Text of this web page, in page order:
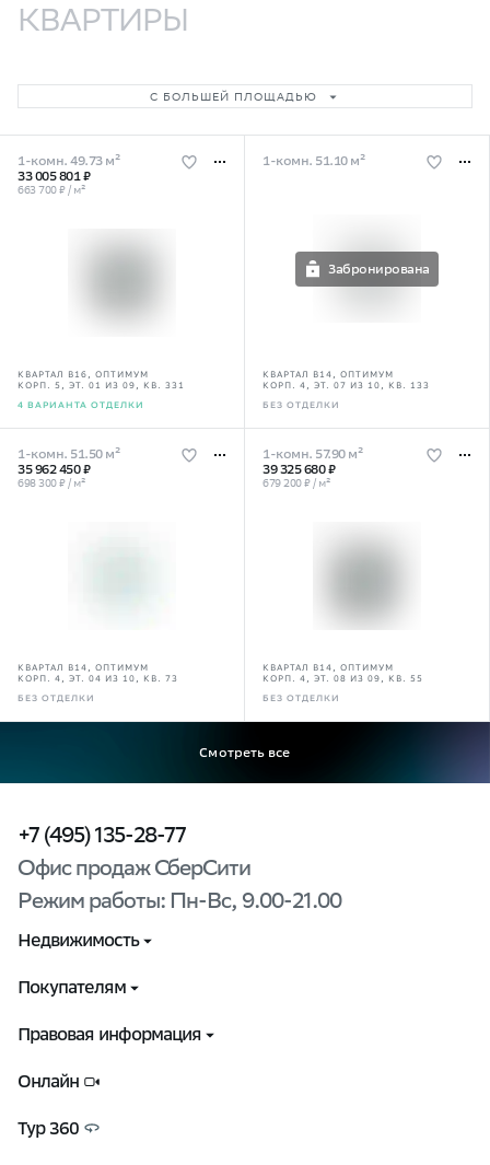
КВАРТИРЫ
С БОЛЬШЕЙ ПЛОЩАДЬЮ
1-комн. 49.73 м²
33 005 801 ₽
663 700 ₽ / м²
КВАРТАЛ В16, ОПТИМУМ
КОРП. 5, ЭТ. 01 ИЗ 09, КВ. 331
4 ВАРИАНТА ОТДЕЛКИ
1-комн. 51.10 м²
Забронирована
КВАРТАЛ В14, ОПТИМУМ
КОРП. 4, ЭТ. 07 ИЗ 10, КВ. 133
БЕЗ ОТДЕЛКИ
1-комн. 51.50 м²
35 962 450 ₽
698 300 ₽ / м²
КВАРТАЛ В14, ОПТИМУМ
КОРП. 4, ЭТ. 04 ИЗ 10, КВ. 73
БЕЗ ОТДЕЛКИ
1-комн. 57.90 м²
39 325 680 ₽
679 200 ₽ / м²
КВАРТАЛ В14, ОПТИМУМ
КОРП. 4, ЭТ. 08 ИЗ 09, КВ. 55
БЕЗ ОТДЕЛКИ
Смотреть все
+7 (495) 135-28-77
Офис продаж СберСити
Режим работы: Пн-Вс, 9.00-21.00
Недвижимость
Выбрать квартиру
Способы покупки
Покупателям
Контакты
Управляющая компания
Правовая информация
Документы
Пользовательское соглашение
Онлайн
Тур 360